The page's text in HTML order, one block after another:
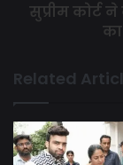
सुप्रीम कोर्ट
Related